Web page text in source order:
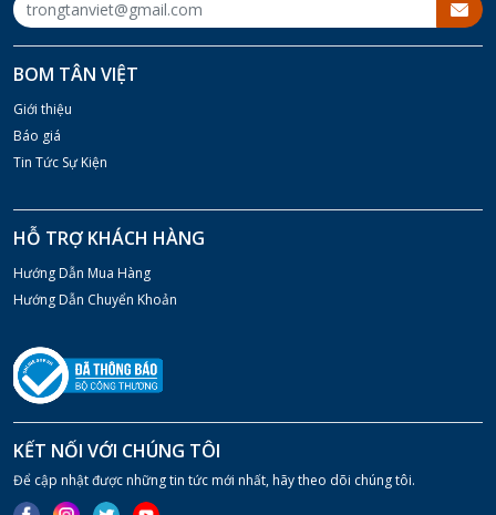
BOM TÂN VIỆT
Giới thiệu
Báo giá
Tin Tức Sự Kiện
HỖ TRỢ KHÁCH HÀNG
Hướng Dẫn Mua Hàng
Hướng Dẫn Chuyển Khoản
KẾT NỐI VỚI CHÚNG TÔI
Để cập nhật được những tin tức mới nhất, hãy theo dõi chúng tôi.